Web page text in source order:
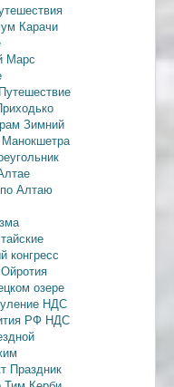
Карачи
Марс
Путешествие
Зимний
Манокшетра
Алтаю
конгресс
Ойротия
озере
НДС
РФ НДС
Праздник